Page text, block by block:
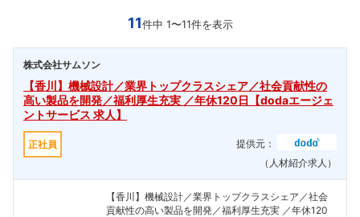
11件中 1〜11件を表示
株式会社サムソン
【香川】機械設計／業界トップクラスシェア／社会貢献性の
高い製品を開発／福利厚生充実 ／年休120日【dodaエージェ
ントサービス 求人】
正社員
提供元：
（人材紹介求人）
【香川】機械設計／業界トップクラスシェア／社会
貢献性の高い製品を開発／福利厚生充実 ／年休120